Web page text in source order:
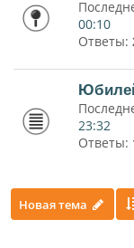
00:10
Ответы:
23:32
Ответы:
Новая тема